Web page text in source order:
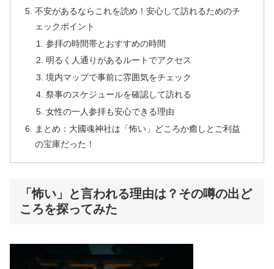
不安があるならこれを読め！安心して訪れるためのチ
ェックポイント
参拝の時間帯とおすすめの時間
明るく人通りがあるルートでアクセス
境内マップで事前に雰囲気をチェック
祭事のスケジュールを確認して訪れる
女性の一人参拝も安心できる理由
まとめ：大國魂神社は「怖い」どころか癒しとご利益
の宝庫だった！
「怖い」と言われる理由は？その噂の出ど
ころを探ってみた